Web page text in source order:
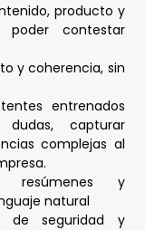
producto y
contestar
y coherencia, sin
entrenados
capturar
complejas al
resúmenes y
natural
de seguridad y